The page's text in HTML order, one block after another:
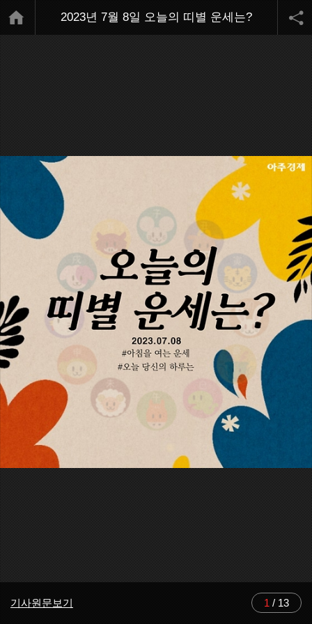
2023년 7월 8일 오늘의 띠별 운세는?
기사원문보기 1 / 13